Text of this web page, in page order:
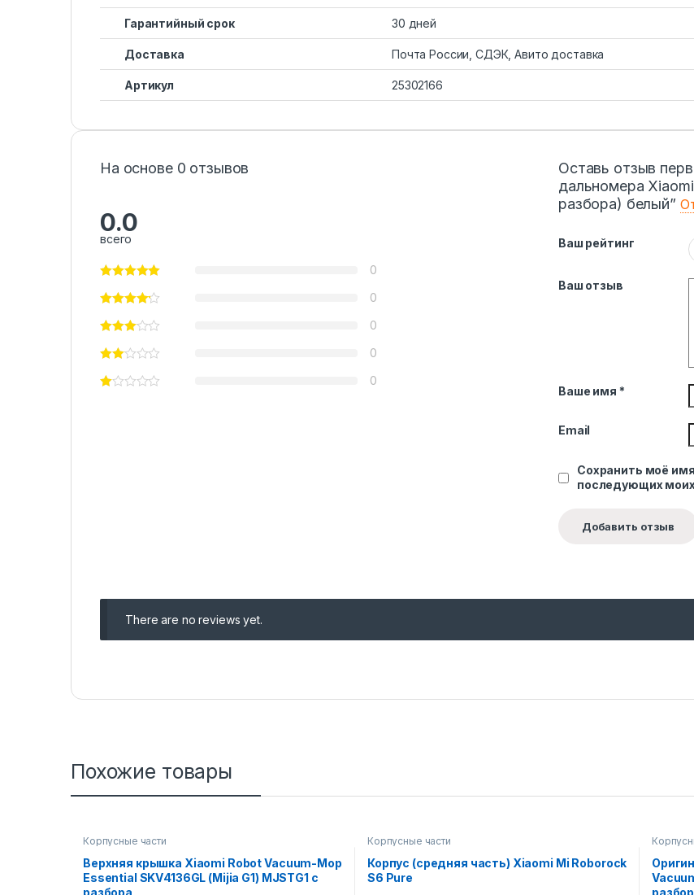
Гарантийный срок 30 дней
Доставка Почта России, СДЭК, Авито доставка
Артикул 25302166
На основе 0 отзывов
0.0
всего
0
0
0
0
0
Оставь отзыв
дальномера
разбора) белый”
Ваш рейтинг
Ваш отзыв
Ваше имя *
Email
Сохранить моё
последующих
There are no reviews yet.
Похожие товары
Корпусные части
Верхняя крышка Xiaomi Robot Vacuum-Mop
Essential SKV4136GL (Mijia G1) MJSTG1 с
Корпусные части
Корпус (средняя часть) Xiaomi Mi Roborock
S6 Pure